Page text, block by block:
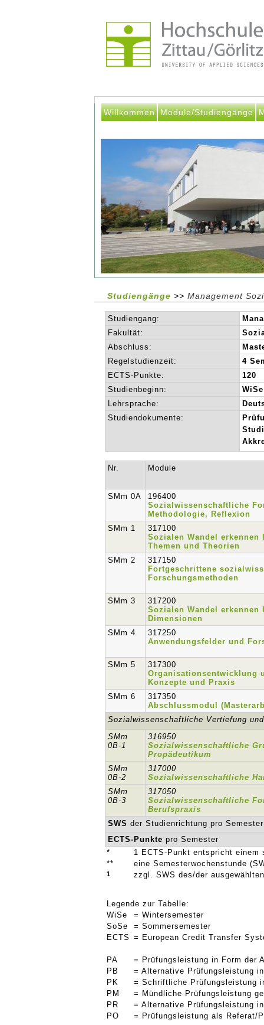
Willkommen Module/Studiengänge
Studiengänge >>Management
Studiengang:
Fakultät:
Abschluss:
Regelstudienzeit:
4
ECTS-Punkte:
120
Studienbeginn:
WiSe
Lehrsprache:
Studiendokumente:
Nr. Module
SMm 0A
196400
Sozialwissenschaftliche
Methodologie, Reflexion
SMm 1
317100
Sozialen Wandel erkennen
Themen und Theorien
SMm 2
317150
Fortgeschrittene
Forschungsmethoden
SMm 3
317200
Sozialen Wandel erkennen
Dimensionen
SMm 4
317250
Anwendungsfelder und
SMm 5
317300
Organisationsentwicklung
Konzepte und Praxis
SMm 6
317350
Abschlussmodul
Sozialwissenschaftliche Vertiefung
SMm
0B-1
316950
Sozialwissenschaftliche
Propädeutikum
SMm
0B-2
317000
Sozialwissenschaftliche
SMm
0B-3
317050
Sozialwissenschaftliche
Berufspraxis
SWS der Studienrichtung pro Semester
ECTS-Punktepro Semester
*
1 ECTS-Punkt entspricht einem
**
eine Semesterwochenstunde
1 zzgl. SWS des/der
Legende zur Tabelle:
WiSe
= Wintersemester
SoSe
= Sommersemester
ECTS
= European Credit Transfer
PA
= Prüfungsleistung in Form der
PB
= Alternative Prüfungsleistung
PK
= Schriftliche Prüfungsleistung
PM
= Mündliche Prüfungsleistung
PR
= Alternative Prüfungsleistung
PO
= Prüfungsleistung als Referat/